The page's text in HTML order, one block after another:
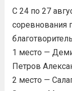
С 24 по 27
соревнования
1 место —
Петров
2 место —